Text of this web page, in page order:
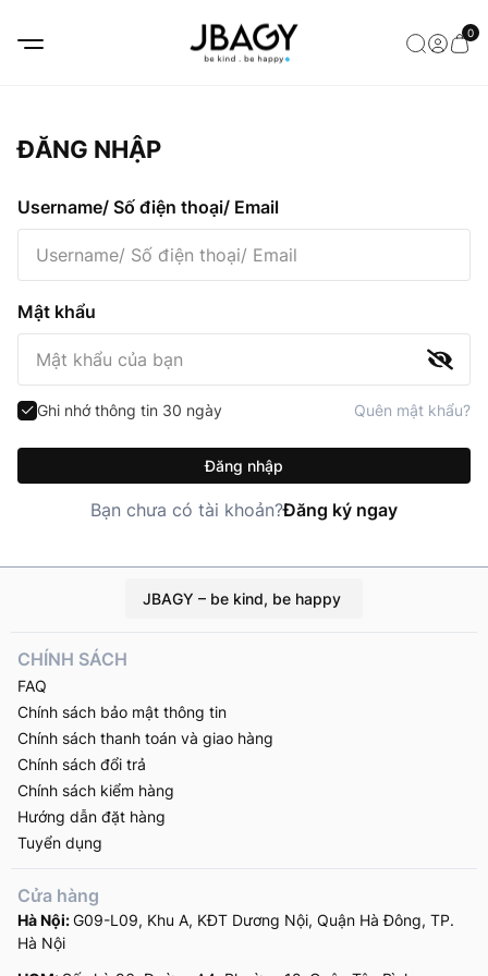
0
ĐĂNG NHẬP
Username/ Số điện thoại/ Email
Mật khẩu
Ghi nhớ thông tin 30 ngày Quên mật khẩu?
Đăng nhập
Bạn chưa có tài khoản?Đăng ký ngay
JBAGY – be kind, be happy
Cửa hàng
Hà Nội:G09-L09, Khu A, KĐT Dương Nội, Quận Hà Đông, TP.
Hà Nội
CHÍNH SÁCH
FAQ
Chính sách bảo mật thông tin
Chính sách thanh toán và giao hàng
Chính sách đổi trả
Chính sách kiểm hàng
Hướng dẫn đặt hàng
Tuyển dụng